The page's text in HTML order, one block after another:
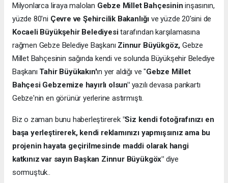
Milyonlarca liraya malolan Gebze Millet Bahçesinin inşasının,
yüzde 80'ni Çevre ve Şehircilik Bakanlığı ve yüzde 20'sini de
Kocaeli Büyükşehir Belediyesitarafından karşılamasına
rağmen Gebze Belediye Başkanı Zinnur Büyükgöz, Gebze
Millet Bahçesinin sağında kendi ve solunda Büyükşehir Belediye
Başkanı Tahir Büyükakın'ın yer aldığı ve "Gebze Millet
Bahçesi Gebzemize hayırlı olsun"yazılı devasa pankartı
Gebze'nin en görünür yerlerine astırmıştı.
Biz o zaman bunu haberleştirerek "Siz kendi fotoğrafınızı en
başa yerleştirerek, kendi reklamınızı yapmışsınız ama bu
projenin hayata geçirilmesinde maddi olarak hangi
katkınız var sayın Başkan Zinnur Büyükgöx" diye
sormuştuk..